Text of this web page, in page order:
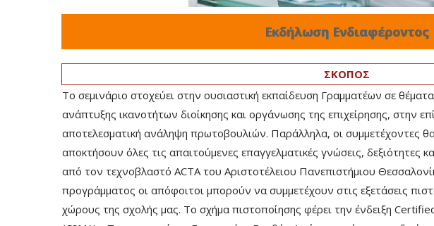
Εκδήλωση Ενδιαφέροντος
ΣΚΟΠΟΣ
Το σεμινάριο στοχεύει στην ουσιαστική εκπαίδευση Γραμματέων σε
ανάπτυξης ικανοτήτων διοίκησης και οργάνωσης της επιχείρησης, στην
αποτελεσματική ανάληψη πρωτοβουλιών. Παράλληλα, οι συμμετέχοντες
αποκτήσουν όλες τις απαιτούμενες επαγγελματικές γνώσεις, δεξιότητες
από τον τεχνοβλαστό ACTA του Αριστοτέλειου Πανεπιστήμιου
προγράμματος οι απόφοιτοι μπορούν να συμμετέχουν στις εξετάσεις
χώρους της σχολής μας. Το σχήμα πιστοποίησης φέρει την ένδειξη